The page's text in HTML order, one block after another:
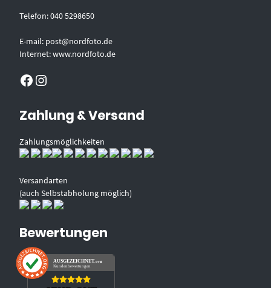
Telefon: 040 5298650
E-mail: post@nordfoto.de
Internet: www.nordfoto.de
Facebook Instagram
Zahlung & Versand
Zahlungsmöglichkeiten
Versandarten
(auch Selbstabholung möglich)
Bewertungen
AUSGEZEICHNET .org
Kundenbewertungen